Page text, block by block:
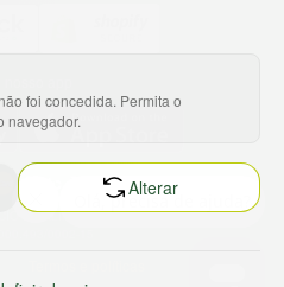
DE ALIMENTOS S.A
foi concedida. Permita o
navegador.
Alterar